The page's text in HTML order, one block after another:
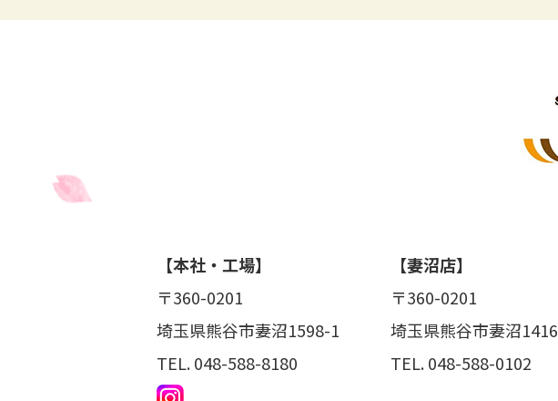
【本社・工場】
〒360-0201
埼玉県熊谷市妻沼1598-1
TEL.048-588-8180
【妻沼店】
〒360-0201
埼玉県熊谷市妻沼1416
TEL.048-588-0102